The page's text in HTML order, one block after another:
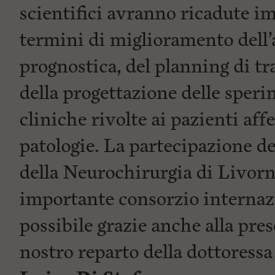
scientifici avranno ricadute
termini di miglioramento
prognostica, del planning di
della progettazione delle
cliniche rivolte ai pazienti
patologie. La partecipazione
della Neurochirurgia di
importante consorzio
possibile grazie anche alla
nostro reparto della